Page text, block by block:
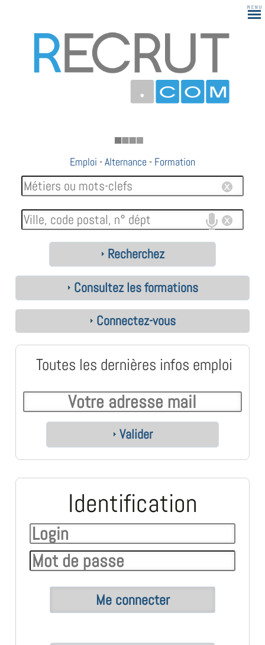
183
Emploi -Alternance - Formation
Recherchez
Consultez les formations
Connectez-vous
Toutes les dernières infos emploi
Valider
Identification